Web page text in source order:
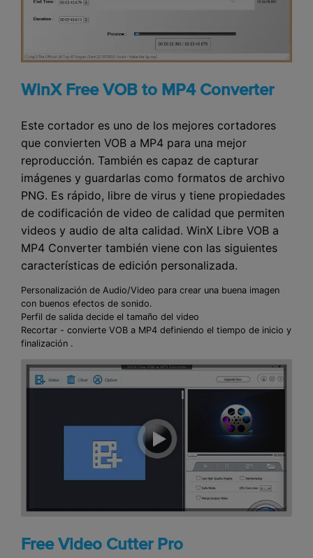
WinX Free VOB to MP4 Converter
Este cortador es uno de los mejores cortadores
que convierten VOB a MP4 para una mejor
reproducción. También es capaz de capturar
imágenes y guardarlas como formatos de archivo
PNG. Es rápido, libre de virus y tiene propiedades
de codificación de video de calidad que permiten
videos y audio de alta calidad. WinX Libre VOB a
MP4 Converter también viene con las siguientes
características de edición personalizada.
Personalización de Audio/Video para crear una buena imagen
con buenos efectos de sonido.
Perfil de salida decide el tamaño del video
Recortar - convierte VOB a MP4 definiendo el tiempo de inicio y
finalización .
Free Video Cutter Pro